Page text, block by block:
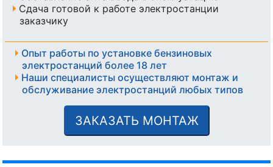
Сдача готовой к работе электростанции
заказчику
Опыт работы по установке бензиновых
электростанций более 18 лет
Наши специалисты осуществляют монтаж и
обслуживание электростанций любых типов
ЗАКАЗАТЬ МОНТАЖ